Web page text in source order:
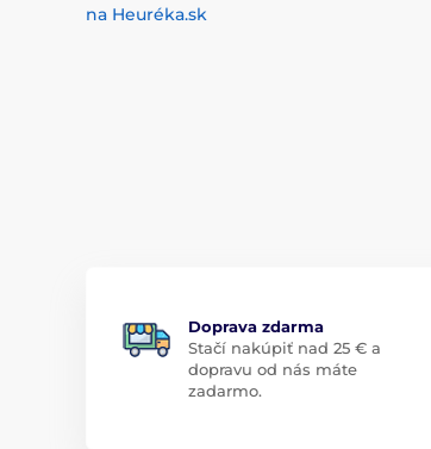
na Heuréka.sk
Doprava zdarma
Stačí nakúpiť nad 25 € a
dopravu od nás máte
zadarmo.